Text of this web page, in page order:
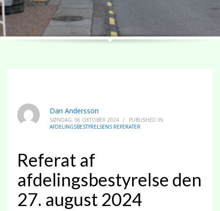
Dan Andersson
SØNDAG, 06 OKTOBER 2024 /
PUBLISHED IN
AFDELINGSBESTYRELSENS REFERATER
Referat af
afdelingsbestyrelse den
27. august 2024